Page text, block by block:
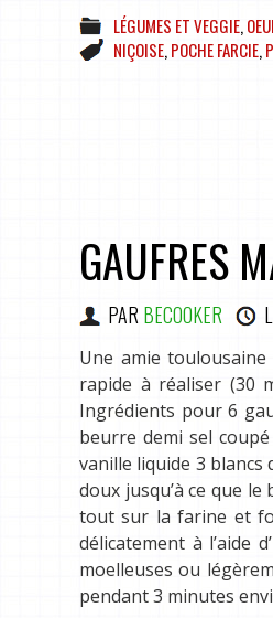
LÉGUMES ET VEGGIE,
NIÇOISE,POCHE FARCIE,
GAUFRES
PAR BECOOKER
Une amie
rapide à réaliser (30
Ingrédients pour 6
beurre demi sel
vanille liquide 3 blancs
doux jusqu’à ce que
tout sur la farine et
délicatement à l’aide
moelleuses ou
pendant 3 minutes